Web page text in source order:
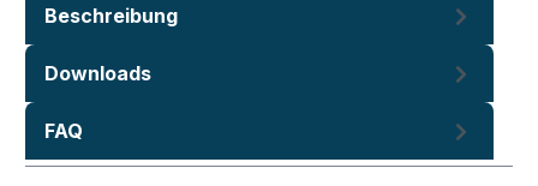
Beschreibung
Downloads
FAQ